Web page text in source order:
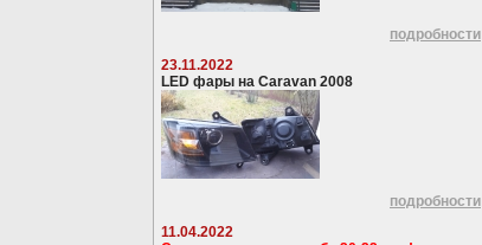
подробности
23.11.2022
LED фары на Caravan 2008
подробности
11.04.2022